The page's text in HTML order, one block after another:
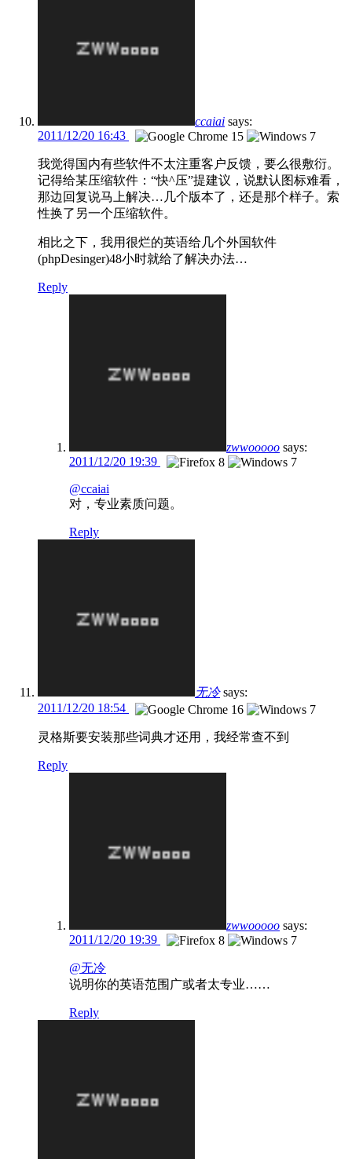
ccaiai says:
2011/12/20 16:43
我觉得国内有些软件不太注重客户反馈，要么很敷衍。
记得给某压缩软件：“快^压”提建议，说默认图标难看，
那边回复说马上解决…几个版本了，还是那个样子。索
性换了另一个压缩软件。
相比之下，我用很烂的英语给几个外国软件
(phpDesinger)48小时就给了解决办法…
Reply
zwwooooo says:
2011/12/20 19:39
@ccaiai
对，专业素质问题。
Reply
无冷 says:
2011/12/20 18:54
灵格斯要安装那些词典才还用，我经常查不到
Reply
zwwooooo says:
2011/12/20 19:39
@无冷
说明你的英语范围广或者太专业……
Reply